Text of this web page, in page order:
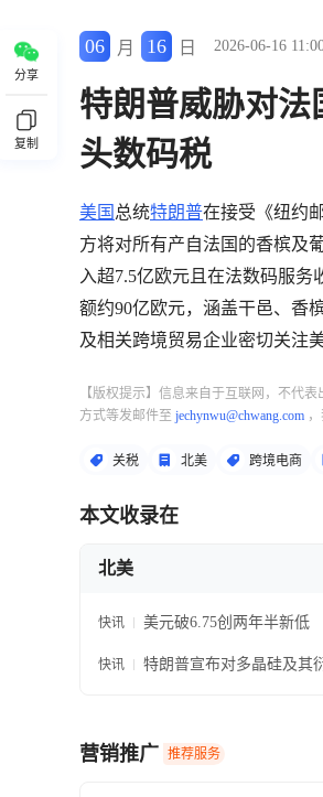
分享
复制
06 月 16 日 2026-06-16
特朗普威胁对法
头数码税
美国 总统特朗普在接受《纽约
方将对所有产自法国的香槟及
入超7.5亿欧元且在法数码服
额约90亿欧元，涵盖干邑、香
及相关跨境贸易企业密切关注
【版权提示】信息来自于互联网，不代
方式等发邮件至 jechynwu@chwang.com
关税 北美 跨境电商
本文收录在
北美
快讯 美元破6.75创两年半新低
快讯 特朗普宣布对多晶硅及其
营销推广 推荐服务